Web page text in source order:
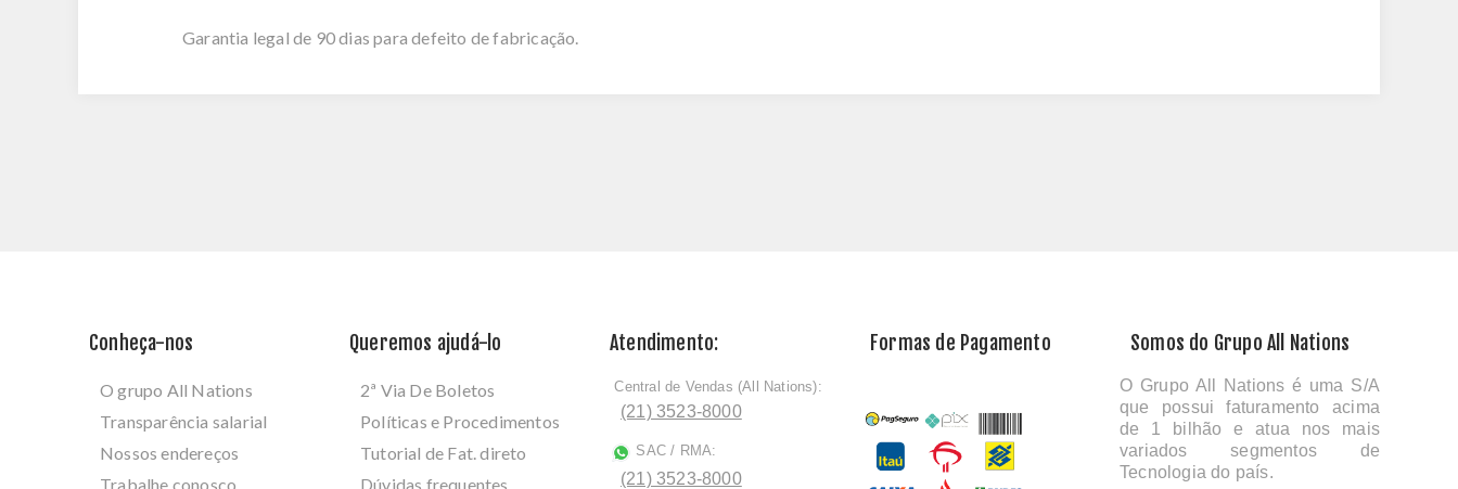
Garantia legal de 90 dias para defeito de fabricação.
Conheça-nos
O grupo All Nations
Transparência salarial
Nossos endereços
Trabalhe conosco
Queremos ajudá-lo
2ª Via De Boletos
Políticas e Procedimentos
Tutorial de Fat. direto
Dúvidas frequentes
Atendimento:
ﾠCentral de Vendas (All Nations):
(21) 3523-8000
SAC / RMA:
(21) 3523-8000
Formas de Pagamento Somos do Grupo All Nations
O Grupo All Nations é uma S/A
que possui faturamento acima
de 1 bilhão e atua nos mais
variados segmentos de
Tecnologia do país.